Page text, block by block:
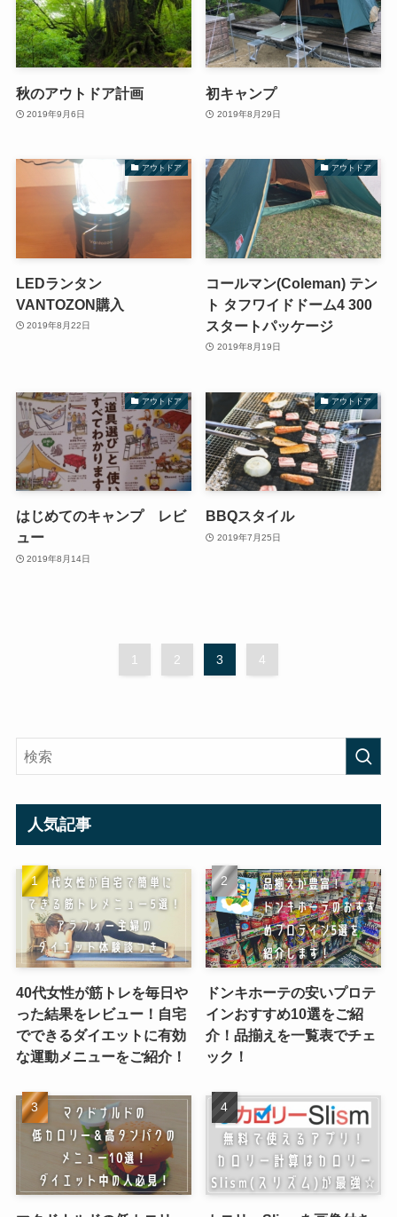
秋のアウトドア計画
2019年9月6日
初キャンプ
2019年8月29日
アウトドア
LEDランタン
VANTOZON購入
2019年8月22日
アウトドア
コールマン(Coleman) テン
ト タフワイドドーム4 300
スタートパッケージ
2019年8月19日
アウトドア
はじめてのキャンプ レビ
ュー
2019年8月14日
アウトドア
BBQスタイル
2019年7月25日
1 2 3 4
人気記事
40代女性が筋トレを毎日や
った結果をレビュー！自宅
でできるダイエットに有効
な運動メニューをご紹介！
ドンキホーテの安いプロテ
インおすすめ10選をご紹
介！品揃えを一覧表でチェ
ック！